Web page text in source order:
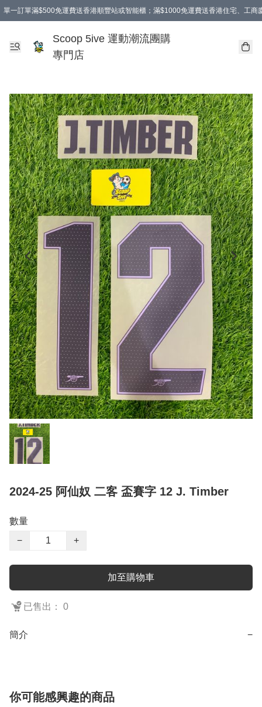
單一訂單滿$500免運費送香港順豐站或智能櫃；滿$1000免運費送香港住宅、工商
Scoop 5ive 運動潮流團購
專門店
2024-25 阿仙奴 二客 盃賽字 12 J. Timber
數量
−
+
加至購物車
已售出： 0
簡介 −
你可能感興趣的商品